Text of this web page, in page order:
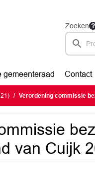
Zoeken
gemeenteraad Contact
Verordening commissie
van Cuijk